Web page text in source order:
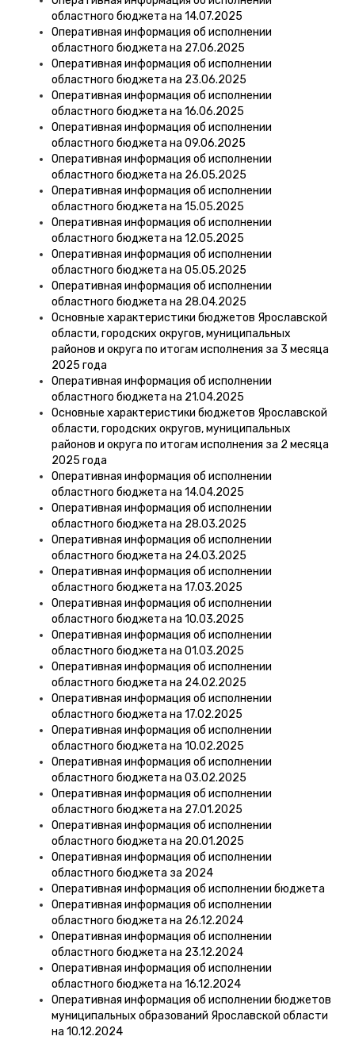
областного бюджета на 14.07.2025
Оперативная информация об исполнении
областного бюджета на 27.06.2025
Оперативная информация об исполнении
областного бюджета на 23.06.2025
Оперативная информация об исполнении
областного бюджета на 16.06.2025
Оперативная информация об исполнении
областного бюджета на 09.06.2025
Оперативная информация об исполнении
областного бюджета на 26.05.2025
Оперативная информация об исполнении
областного бюджета на 15.05.2025
Оперативная информация об исполнении
областного бюджета на 12.05.2025
Оперативная информация об исполнении
областного бюджета на 05.05.2025
Оперативная информация об исполнении
областного бюджета на 28.04.2025
Основные характеристики бюджетов Ярославской
области, городских округов, муниципальных
районов и округа по итогам исполнения за 3 месяца
2025 года
Оперативная информация об исполнении
областного бюджета на 21.04.2025
Основные характеристики бюджетов Ярославской
области, городских округов, муниципальных
районов и округа по итогам исполнения за 2 месяца
2025 года
Оперативная информация об исполнении
областного бюджета на 14.04.2025
Оперативная информация об исполнении
областного бюджета на 28.03.2025
Оперативная информация об исполнении
областного бюджета на 24.03.2025
Оперативная информация об исполнении
областного бюджета на 17.03.2025
Оперативная информация об исполнении
областного бюджета на 10.03.2025
Оперативная информация об исполнении
областного бюджета на 01.03.2025
Оперативная информация об исполнении
областного бюджета на 24.02.2025
Оперативная информация об исполнении
областного бюджета на 17.02.2025
Оперативная информация об исполнении
областного бюджета на 10.02.2025
Оперативная информация об исполнении
областного бюджета на 03.02.2025
Оперативная информация об исполнении
областного бюджета на 27.01.2025
Оперативная информация об исполнении
областного бюджета на 20.01.2025
Оперативная информация об исполнении
областного бюджета за 2024
Оперативная информация об исполнении бюджета
Оперативная информация об исполнении
областного бюджета на 26.12.2024
Оперативная информация об исполнении
областного бюджета на 23.12.2024
Оперативная информация об исполнении
областного бюджета на 16.12.2024
Оперативная информация об исполнении бюджетов
муниципальных образований Ярославской области
на 10.12.2024